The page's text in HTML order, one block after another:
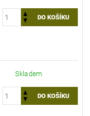
Skladem